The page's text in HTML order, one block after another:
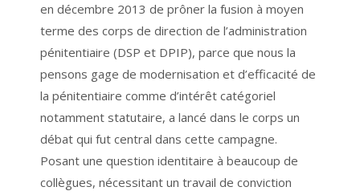
en décembre 2013 de prôner la fusion à moyen
terme des corps de direction de l’administration
pénitentiaire (DSP et DPIP), parce que nous la
pensons gage de modernisation et d’efficacité de
la pénitentiaire comme d’intérêt catégoriel
notamment statutaire, a lancé dans le corps un
débat qui fut central dans cette campagne.
Posant une question identitaire à beaucoup de
collègues, nécessitant un travail de conviction